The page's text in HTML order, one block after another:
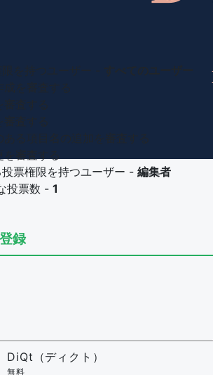
票権限を持つユーザー - 編集者
投票数 - 1
を持つユーザー -
審査する
票権限を持つユーザー -
投票数 -
限を持つユーザー -すべてのユーザー
投票権限を持つユーザー -
投票数 -
録
DiQt（ディクト）
無料